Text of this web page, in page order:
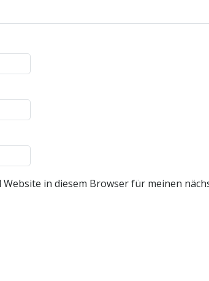
Website in diesem Browser für meinen